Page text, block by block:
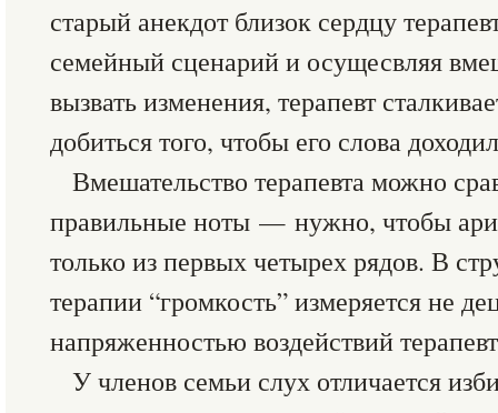
старый анекдот близок сердцу
семейный сценарий и осущесвляя
вызвать изменения, терапевт
добиться того, чтобы его слова
Вмешательство терапевта можно
правильные ноты — нужно, чтобы
только из первых четырех рядов. В
терапии “громкость” измеряется не
напряженностью воздействий
У членов семьи слух отличается